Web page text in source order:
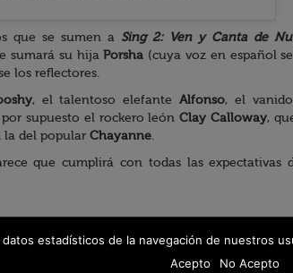
que se sumen a Sing 2: Ven y Canta de
sumará su hijaPorsha (cuya voz en español
los reflectores.
, el talentoso elefanteAlfonso, el
por supuesto el rockero leónClay Calloway,
la del popular Chayanne.
que cumplirá con todas las expectativas
© 2026 Fanáticos del Cine - Todos los
estadísticos de la navegación de nuestros
Acepto
No Acepto